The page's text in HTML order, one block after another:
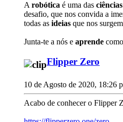
Arobótica é uma das ciências
desafio, que nos convida a
todas as ideias que nos
Junta-te a nós e aprende
Flipper Zero
10 de Agosto de 2020, 18:26
Acabo de conhecer o Flipper